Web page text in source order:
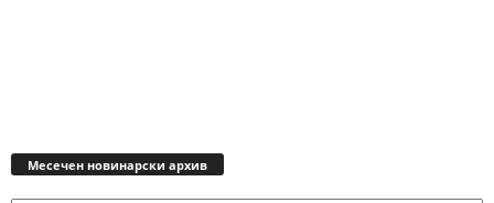
Месечен новинарски архив